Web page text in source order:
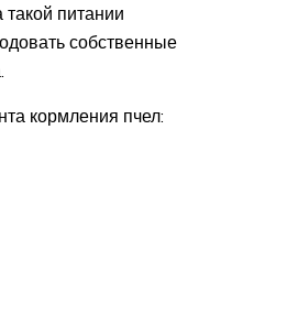
питании
собственные
кормления пчел: